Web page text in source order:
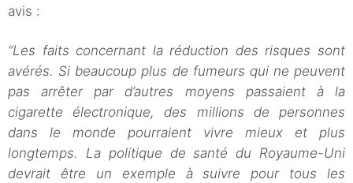
avis :
“Les faits concernant la réduction des risques sont
avérés. Si beaucoup plus de fumeurs qui ne peuvent
pas arrêter par d’autres moyens passaient à la
cigarette électronique, des millions de personnes
dans le monde pourraient vivre mieux et plus
longtemps. La politique de santé du Royaume-Uni
devrait être un exemple à suivre pour tous les